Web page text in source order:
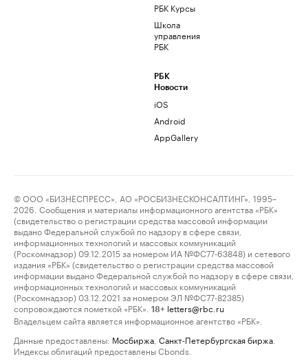
РБК Курсы
Школа
управления
РБК
РБК
Новости
iOS
Android
AppGallery
© ООО «БИЗНЕСПРЕСС», АО «РОСБИЗНЕСКОНСАЛТИНГ», 1995–
2026. Сообщения и материалы информационного агентства «РБК»
(свидетельство о регистрации средства массовой информации
выдано Федеральной службой по надзору в сфере связи,
информационных технологий и массовых коммуникаций
(Роскомнадзор) 09.12.2015 за номером ИА №ФС77-63848) и сетевого
издания «РБК» (свидетельство о регистрации средства массовой
информации выдано Федеральной службой по надзору в сфере связи,
информационных технологий и массовых коммуникаций
(Роскомнадзор) 03.12.2021 за номером ЭЛ №ФС77-82385)
сопровождаются пометкой «РБК».
18+ letters@rbc.ru
Владельцем сайта является информационное агентство «РБК».
Данные предоставлены: Мосбиржа Санкт-Петербургская биржа
Индексы облигаций предоставлены Cbonds.